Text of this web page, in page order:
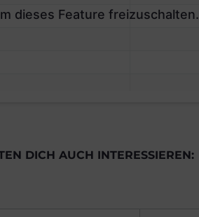
dieses Feature freizuschalten.
DICH AUCH INTERESSIEREN: